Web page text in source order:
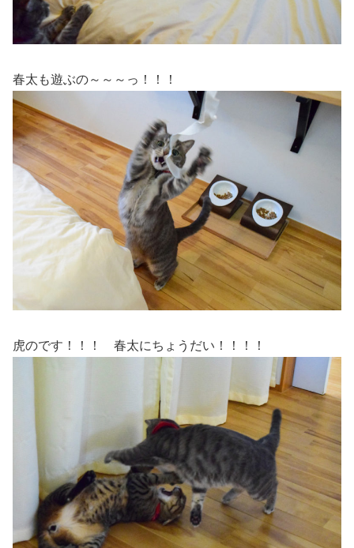
春太も遊ぶの～～～っ！！！
虎のです！！！ 春太にちょうだい！！！！